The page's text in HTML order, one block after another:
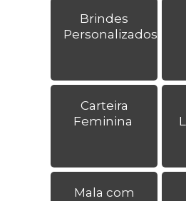
Brindes
Personalizados
Carteira
Feminina
Mala com